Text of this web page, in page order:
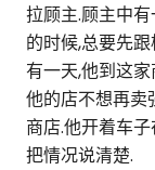
拉顾主.顾主中
的时候,总要先
有一天,他到这
他的店不想再卖
商店.他开着车
把情况说清楚.